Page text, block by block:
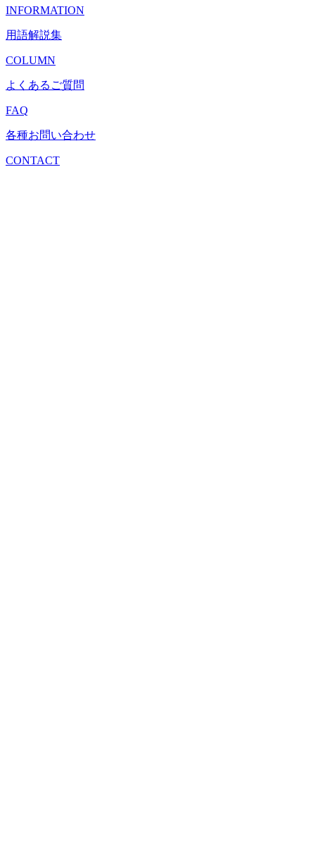
INFORMATION
用語解説集
COLUMN
よくあるご質問
FAQ
各種お問い合わせ
CONTACT